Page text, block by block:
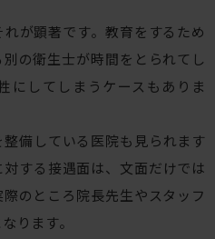
が顕著です。教育をするため
の衛生士が時間をとられてし
にしてしまうケースもありま
備している医院も見られます
する接遇面は、文面だけでは
のところ院長先生やスタッフ
ります。